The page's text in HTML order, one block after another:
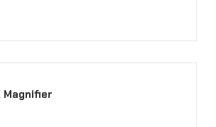
Magnifier